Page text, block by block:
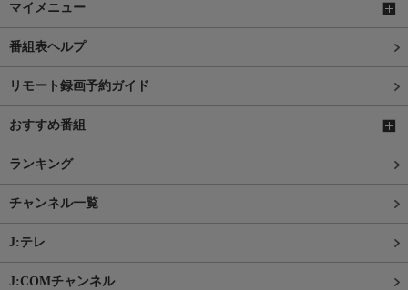
マイメニュー
番組表ヘルプ
リモート録画予約ガイド
おすすめ番組
ランキング
チャンネル一覧
J:テレ
J:COMチャンネル